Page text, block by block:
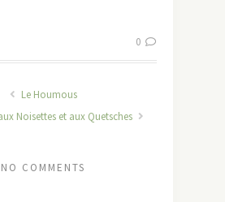
0
Le Houmous
Noisettes et aux Quetsches
NO COMMENTS